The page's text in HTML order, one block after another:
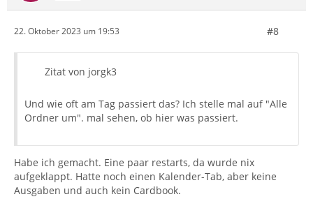
22. Oktober 2023 um 19:53 #8
Zitat von jorgk3
Und wie oft am Tag passiert das? Ich stelle mal auf "Alle
Ordner um". mal sehen, ob hier was passiert.
Habe ich gemacht. Eine paar restarts, da wurde nix
aufgeklappt. Hatte noch einen Kalender-Tab, aber keine
Ausgaben und auch kein Cardbook.